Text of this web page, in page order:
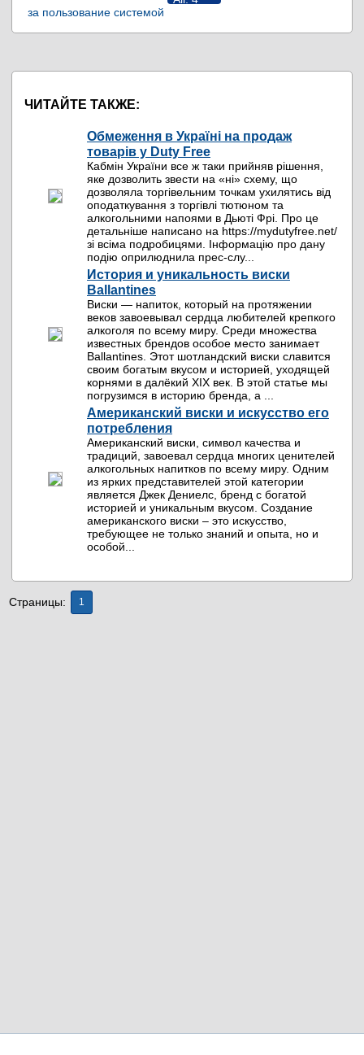
за пользование системой
ЧИТАЙТЕ ТАКЖЕ:
Обмеження в Україні на продаж
товарів у Duty Free
Кабмін України все ж таки прийняв рішення,
яке дозволить звести на «ні» схему, що
дозволяла торгівельним точкам ухилятись від
оподаткування з торгівлі тютюном та
алкогольними напоями в Дьюті Фрі. Про це
детальніше написано на https://mydutyfree.net/
зі всіма подробицями. Інформацію про дану
подію оприлюднила прес-слу...
История и уникальность виски
Ballantines
Виски — напиток, который на протяжении
веков завоевывал сердца любителей крепкого
алкоголя по всему миру. Среди множества
известных брендов особое место занимает
Ballantines. Этот шотландский виски славится
своим богатым вкусом и историей, уходящей
корнями в далёкий XIX век. В этой статье мы
погрузимся в историю бренда, а ...
Американский виски и искусство его
потребления
Американский виски, символ качества и
традиций, завоевал сердца многих ценителей
алкогольных напитков по всему миру. Одним
из ярких представителей этой категории
является Джек Дениелс, бренд с богатой
историей и уникальным вкусом. Создание
американского виски – это искусство,
требующее не только знаний и опыта, но и
особой...
Страницы: 1